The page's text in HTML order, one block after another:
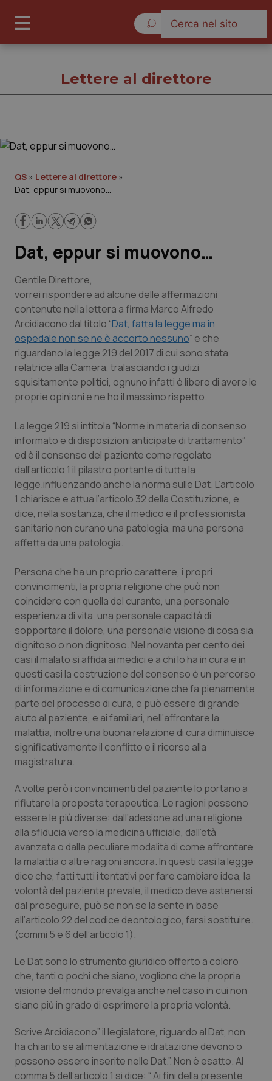
Cronache
Scienza e Farmaci
Studi e Analisi
Lettere al direttore
Edizioni Regionali
QS Pro
Professionisti Sanitari.AI
Abruzzo
Basilicata
Campania
Emilia-Romagna
Friuli Venezia Giulia
Lazio
Liguria
Lombardia
Molise
Piemonte
Provincia Autonoma di Bolzano
Provincia Autonoma di Trento
Puglia
Sardegna
Sicilia
Toscana
Umbria
QS Pro Gold
Artrite & artrosi
Car-T
Colesterolo & coronaropatie
Dermatite Atopica
Diabete & glucometri
Disturbi dell’umore
Dolore
Epatiti
HIV
Infezioni & Febbre
Ipertensione & Scompenso
Malattie rare
Malattia di Crohn & Rettocolite Ulcerosa
Neuroscienze & patologie neurodegenerative
Obesità
Oftalmologia
QS Club Newsletter
Lettere al direttore
QS » Lettere al direttore »
Dat, eppur si muovono…
Dat, eppur si muovono…
Gentile Direttore,
vorrei rispondere ad alcune delle affermazioni
contenute nella lettera a firma Marco Alfredo
Arcidiacono dal titolo “Dat, fatta la legge ma in
ospedale non se ne è accorto nessuno” e che
riguardano la legge 219 del 2017 di cui sono stata
relatrice alla Camera, tralasciando i giudizi
squisitamente politici, ognuno infatti è libero di avere le
proprie opinioni e ne ho il massimo rispetto.
La legge 219 si intitola “Norme in materia di consenso
informato e di disposizioni anticipate di trattamento”
ed è il consenso del paziente come regolato
dall’articolo 1 il pilastro portante di tutta la
legge.influenzando anche la norma sulle Dat. L’articolo
1 chiarisce e attua l’articolo 32 della Costituzione, e
dice, nella sostanza, che il medico e il professionista
sanitario non curano una patologia, ma una persona
affetta da una patologia.
Persona che ha un proprio carattere, i propri
convincimenti, la propria religione che può non
coincidere con quella del curante, una personale
esperienza di vita, una personale capacità di
sopportare il dolore, una personale visione di cosa sia
dignitoso o non dignitoso. Nel novanta per cento dei
casi il malato si affida ai medici e a chi lo ha in cura e in
questi casi la costruzione del consenso è un percorso
di informazione e di comunicazione che fa pienamente
parte del processo di cura, e può essere di grande
aiuto al paziente, e ai familiari, nell’affrontare la
malattia, inoltre una buona relazione di cura diminuisce
significativamente il conflitto e il ricorso alla
magistratura.
A volte però i convincimenti del paziente lo portano a
rifiutare la proposta terapeutica. Le ragioni possono
essere le più diverse: dall’adesione ad una religione
alla sfiducia verso la medicina ufficiale, dall’età
avanzata o dalla peculiare modalità di come affrontare
la malattia o altre ragioni ancora. In questi casi la legge
dice che, fatti tutti i tentativi per fare cambiare idea, la
volontà del paziente prevale, il medico deve astenersi
dal proseguire, può se non se la sente in base
all’articolo 22 del codice deontologico, farsi sostituire.
(commi 5 e 6 dell’articolo 1).
Le Dat sono lo strumento giuridico offerto a coloro
che, tanti o pochi che siano, vogliono che la propria
visione del mondo prevalga anche nel caso in cui non
siano più in grado di esprimere la propria volontà.
Scrive Arcidiacono” il legislatore, riguardo al Dat, non
ha chiarito se alimentazione e idratazione devono o
possono essere inserite nelle Dat.”. Non è esatto. Al
comma 5 dell’articolo 1 si dice: “ Ai fini della presente